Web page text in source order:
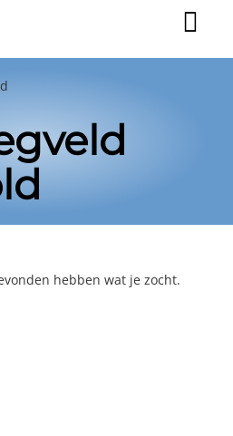
hebben wat je zocht.